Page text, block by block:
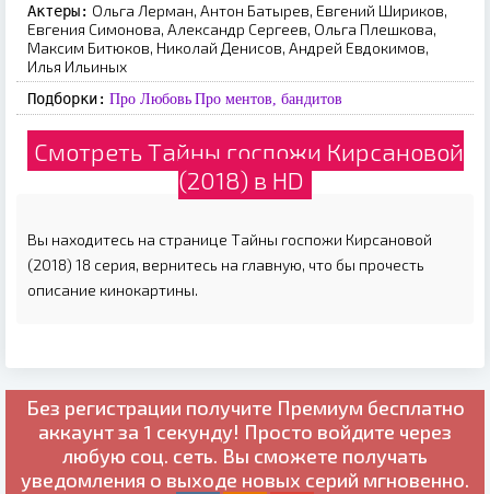
Актеры: Ольга Лерман, Антон Батырев, Евгений Шириков,
Евгения Симонова, Александр Сергеев, Ольга Плешкова,
Максим Битюков, Николай Денисов, Андрей Евдокимов,
Илья Ильиных
Подборки: Про Любовь Про ментов, бандитов
Смотреть Тайны госпожи Кирсановой
(2018) в HD
Вы находитесь на странице Тайны госпожи Кирсановой
(2018) 18 серия, вернитесь на главную, что бы прочесть
описание кинокартины.
Без регистрации получите Премиум бесплатно
аккаунт за 1 секунду! Просто войдите через
любую соц. сеть. Вы сможете получать
уведомления о выходе новых серий мгновенно.